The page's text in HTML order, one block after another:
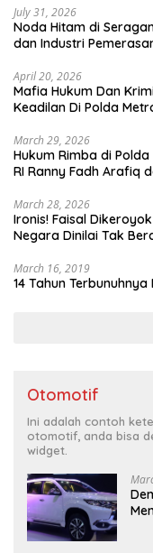
July 31, 2026
Noda Hitam di
dan Industri
April 20, 2026
Mafia Hukum Dan
Keadilan Di Polda
March 29, 2026
Hukum Rimba di
RI Ranny Fadh Arafiq
March 28, 2026
Ironis! Faisal
Negara Dinilai Tak
March 16, 2019
14 Tahun
Otomotif
Ini adalah contoh
otomotif, anda bisa
widget.